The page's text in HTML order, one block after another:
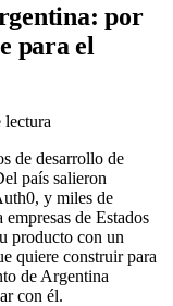
por
para el
lectura
de desarrollo de
país salieron
y miles de
de Estados
producto con un
quiere construir para
de Argentina
con él.